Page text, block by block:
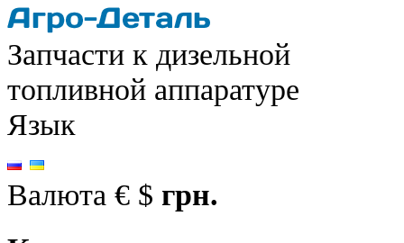
Запчасти к дизельной
топливной аппаратуре
Язык
Валюта € $ грн.